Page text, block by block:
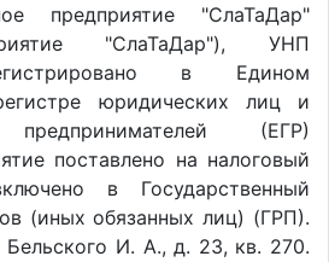
предприятие "СлаТаДар"
"СлаТаДар"), УНП
в Едином
юридических лиц и
предпринимателей (ЕГР)
поставлено на налоговый
в Государственный
(иных обязанных лиц) (ГРП).
И. А., д. 23, кв. 270.